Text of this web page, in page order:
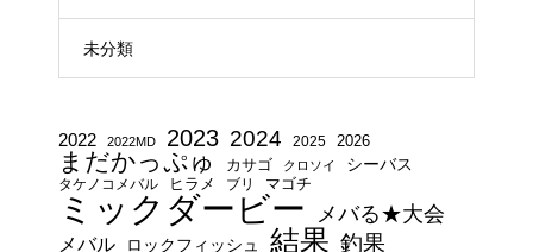
未分類
2022 2022MD 2023 2024 2025 2026
まだかっぷゅ カサゴ クロソイ シーバス
タケノコメバル ヒラメ ブリ マゴチ
ミックダービー メバる★大会
メバル ロックフィッシュ 結果 釣果